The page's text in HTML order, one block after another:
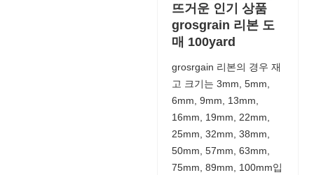
뜨거운 인기 상품
grosgrain 리본 도
매 100yard
grosrgain 리본의 경우 재
고 크기는 3mm, 5mm,
6mm, 9mm, 13mm,
16mm, 19mm, 22mm,
25mm, 32mm, 38mm,
50mm, 57mm, 63mm,
75mm, 89mm, 100mm입